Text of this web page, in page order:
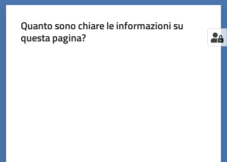
Quanto sono chiare le informazioni su
questa pagina?